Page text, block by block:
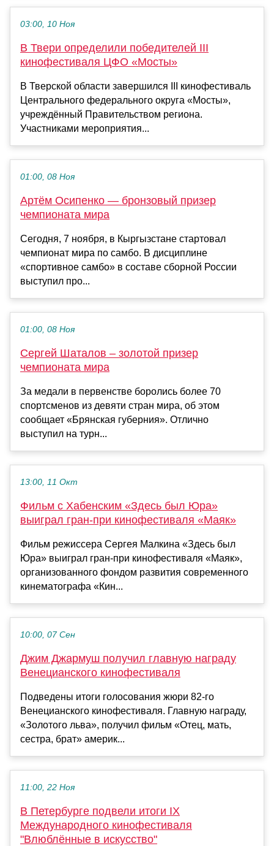
03:00, 10 Ноя
В Твери определили победителей III
кинофестиваля ЦФО «Мосты»
В Тверской области завершился III кинофестиваль
Центрального федерального округа «Мосты»,
учреждённый Правительством региона.
Участниками мероприятия...
01:00, 08 Ноя
Артём Осипенко — бронзовый призер
чемпионата мира
Сегодня, 7 ноября, в Кыргызстане стартовал
чемпионат мира по самбо. В дисциплине
«спортивное самбо» в составе сборной России
выступил про...
01:00, 08 Ноя
Сергей Шаталов – золотой призер
чемпионата мира
За медали в первенстве боролись более 70
спортсменов из девяти стран мира, об этом
сообщает «Брянская губерния». Отлично
выступил на турн...
13:00, 11 Окт
Фильм с Хабенским «Здесь был Юра»
выиграл гран-при кинофестиваля «Маяк»
Фильм режиссера Сергея Малкина «Здесь был
Юра» выиграл гран-при кинофестиваля «Маяк»,
организованного фондом развития современного
кинематографа «Кин...
10:00, 07 Сен
Джим Джармуш получил главную награду
Венецианского кинофестиваля
Подведены итоги голосования жюри 82-го
Венецианского кинофестиваля. Главную награду,
«Золотого льва», получил фильм «Отец, мать,
сестра, брат» америк...
11:00, 22 Ноя
В Петербурге подвели итоги IX
Международного кинофестиваля
"Влюблённые в искусство"